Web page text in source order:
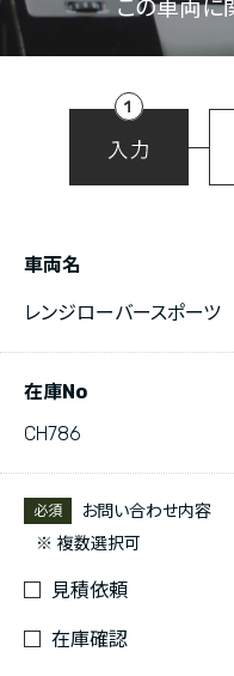
この車両に
車両名
レンジローバースポーツ
在庫No
CH786
必須
お問い合わせ内容
※ 複数選択可
見積依頼
在庫確認